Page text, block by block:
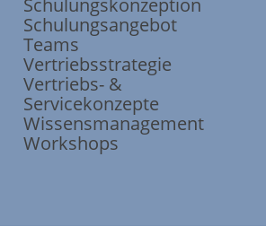
Schulungskonzeption
Schulungsangebot
Teams
Vertriebsstrategie
Vertriebs- &
Servicekonzepte
Wissensmanagement
Workshops